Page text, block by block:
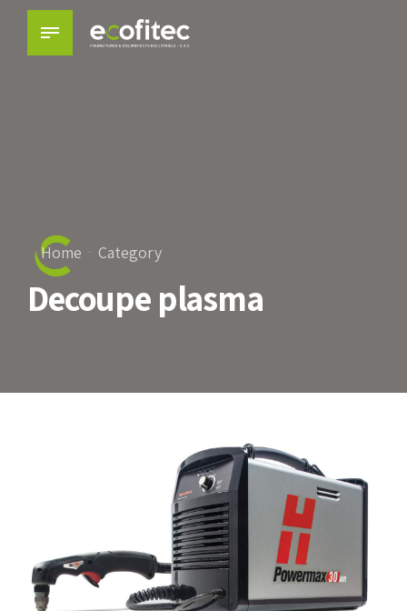
Home Category
Decoupe plasma